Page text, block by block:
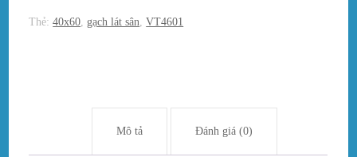
Thẻ:40x60 gạch lát sân ,VT4601
Mô tả Đánh giá (0)